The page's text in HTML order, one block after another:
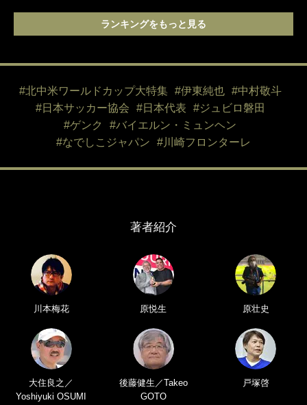
ランキングをもっと見る
#北中米ワールドカップ大特集 #伊東純也
#中村敬斗
#日本サッカー協会
#日本代表
#ジュビロ磐田
#ゲンク
#バイエルン・ミュンヘン
#なでしこジャパン
#川崎フロンターレ
著者紹介
川本梅花 原悦生 原壮史
大住良之／
Yoshiyuki OSUMI
後藤健生／Takeo
GOTO
戸塚啓